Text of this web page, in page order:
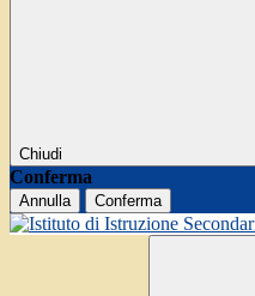
Chiudi
Conferma
Annulla Conferma